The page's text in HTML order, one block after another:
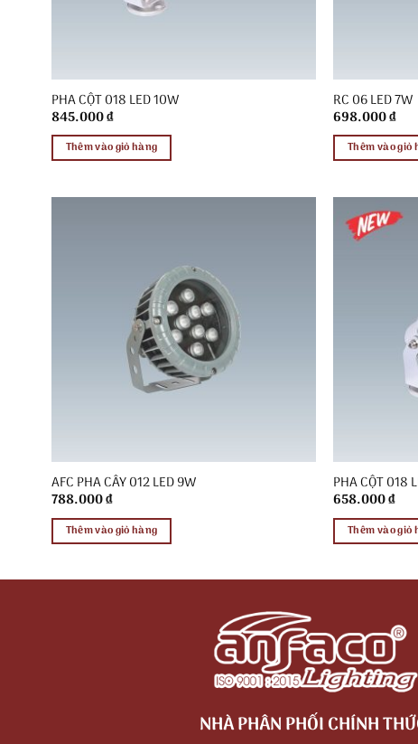
PHA CỘT 018 LED 10W
845.000₫
Thêm vào giỏ hàng
RC 06 LED 7W
698.000₫
Thêm vào giỏ
AFC PHA CÂY 012 LED 9W
788.000₫
Thêm vào giỏ hàng
PHA CỘT 018
658.000₫
Thêm vào giỏ
NHÀ PHÂN PHỐI CHÍNH